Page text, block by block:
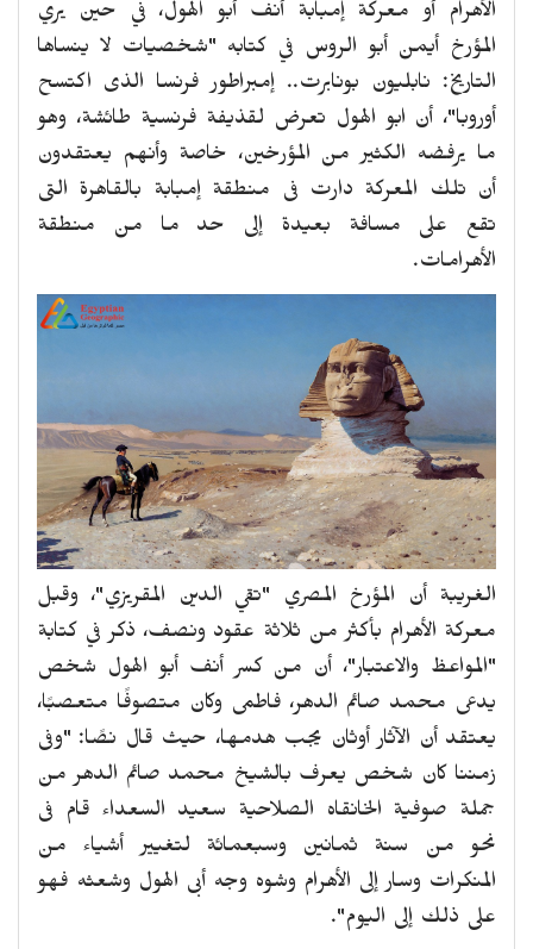
الأهرام أو معركة إمبابة أنف أبو الهول، في حين يري
المؤرخ أيمن أبو الروس في كتابه "شخصيات لا ينساها
التاريخ: نابليون بونابرت.. إمبراطور فرنسا الذى اكتسح
أوروبا"، أن ابو الهول تعرض لقذيفة فرنسية طائشة، وهو
ما يرفضه الكثير من المؤرخين، خاصة وأنهم يعتقدون
أن تلك المعركة دارت فى منطقة إمبابة بالقاهرة التى
تقع على مسافة بعيدة إلى حد ما من منطقة
الأهرامات.
الغريبة أن المؤرخ المصري "تقي الدين المقريزي"، وقبل
معركة الأهرام بأكثر من ثلاثة عقود ونصف، ذكر في كتابة
"المواعظ والاعتبار"، أن من كسر أنف أبو الهول شخص
يدعى محمد صائم الدهر، فاطمى وكان متصوفًا متعصبًا،
يعتقد أن الآثار أوثان يجب هدمها، حيث قال نصًا: "وفى
زمننا كان شخص يعرف بالشيخ محمد صائم الدهر من
جملة صوفية الخانقاه الصلاحية سعيد السعداء قام فى
نحو من سنة ثمانين وسبعمائة لتغيير أشياء من
المنكرات وسار إلى الأهرام وشوه وجه أبى الهول وشعثه فهو
على ذلك إلى اليوم".